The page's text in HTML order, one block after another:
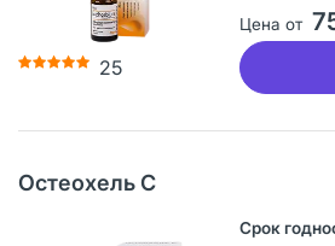
25
Цена от
Остеохель С